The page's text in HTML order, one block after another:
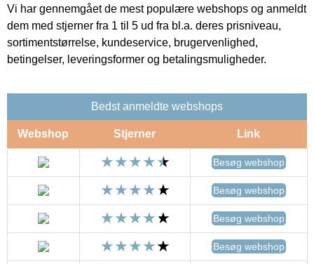
Vi har gennemgået de mest populære webshops og anmeldt
dem med stjerner fra 1 til 5 ud fra bl.a. deres prisniveau,
sortimentstørrelse, kundeservice, brugervenlighed,
betingelser, leveringsformer og betalingsmuligheder.
Bedst anmeldte webshops
Webshop Stjerner Link
Besøg webshop
Besøg webshop
Besøg webshop
Besøg webshop